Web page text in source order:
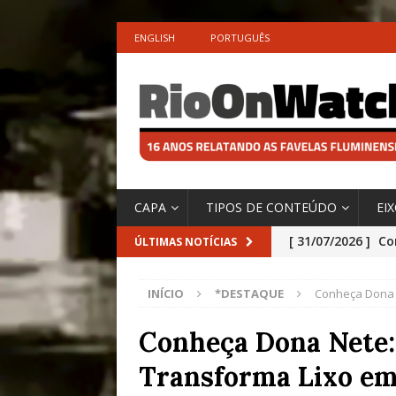
ENGLISH PORTUGUÊS
CAPA TIPOS DE CONTEÚDO
ÚLTIMAS NOTÍCIAS [ 31/07/2026 ]
[ 29/07/2026 ]
São o Cadinho
Precisamos’,
Especial do IPCC
INÍCIO *DESTAQUE Conheça
Conheça Dona
Transforma Lixo